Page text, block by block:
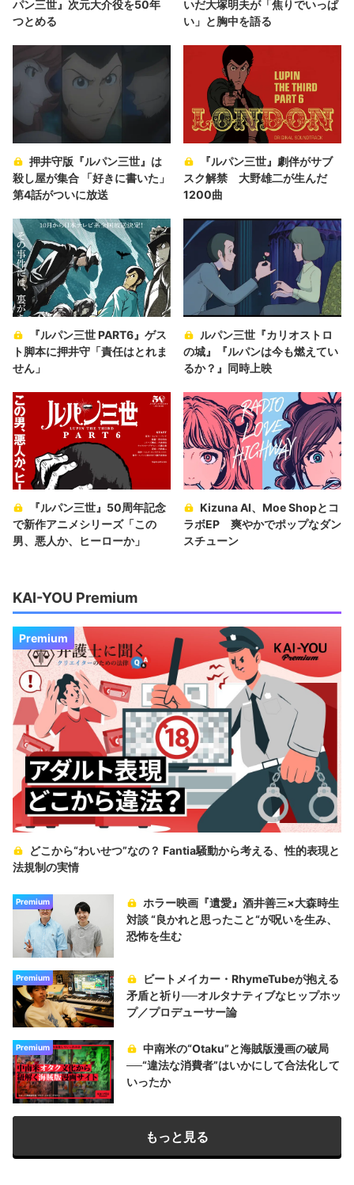
パン三世』次元大介役を50年
つとめる
いだ大塚明夫が「焦りでいっぱ
い」と胸中を語る
押井守版『ルパン三世』は
殺し屋が集合 「好きに書いた」
第4話がついに放送
『ルパン三世』劇伴がサブ
スク解禁 大野雄二が生んだ
1200曲
『ルパン三世 PART6』ゲス
ト脚本に押井守「責任はとれま
せん」
ルパン三世『カリオストロ
の城』『ルパンは今も燃えてい
るか？』同時上映
『ルパン三世』50周年記念
で新作アニメシリーズ「この
男、悪人か、ヒーローか」
Kizuna AI、Moe Shopとコ
ラボEP 爽やかでポップなダン
スチューン
KAI-YOU Premium
Premium
どこから“わいせつ”なの？ Fantia騒動から考える、性的表現と
法規制の実情
Premium
ホラー映画『遺愛』酒井善三×大森時生
対談 “良かれと思ったこと“が呪いを生み、
恐怖を生む
Premium
ビートメイカー・RhymeTubeが抱える
矛盾と祈り──オルタナティブなヒップホッ
プ／プロデューサー論
Premium
中南米の“Otaku”と海賊版漫画の破局
──“違法な消費者”はいかにして合法化して
いったか
もっと見る